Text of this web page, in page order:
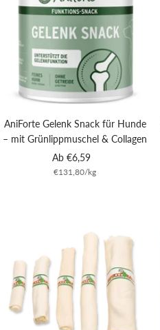
AniForte Gelenk Snack für Hunde
– mit Grünlippmuschel & Collagen
Angebotspreis
Ab €6,59
€131,80/kg